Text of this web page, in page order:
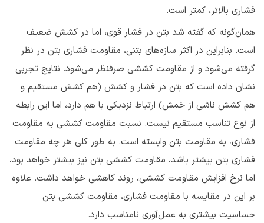
فشاری بالاتر، کمتر است.
همان‌گونه که گفته شد بتن در فشار قوی، اما در کشش ضعیف
است. بنابراین در اکثر سازه‌های بتنی، مقاومت فشاری بتن در نظر
گرفته می‌شود و از مقاومت کششی صرفنظر می‌شود. نتایج تجربی
نشان داده است که بتن در فشار و کشش (هم کشش مستقیم و
هم کشش ناشی از خمش) ارتباط نزدیکی با هم دارد، اما این رابطه
از نوع تناسب مستقیم نیست. نسبت مقاومت کششی به مقاومت
فشاری، به مقاومت بتن وابسته است. به طور کلی هر چه مقاومت
فشاری بتن بیشتر باشد، مقاومت کششی بتن نیز بیشتر خواهد بود،
اما نرخ افزایش مقاومت کششی، روند کاهشی خواهد داشت. علاوه
بر این در مقایسه با مقاومت فشاری، مقاومت کششی بتن
حساسیت بیشتری به عمل‌آوری نامناسب دارد.